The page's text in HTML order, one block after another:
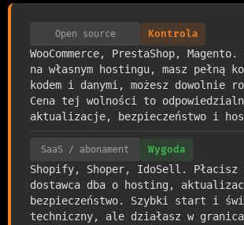
Open source
WooCommerce, PrestaShop,
na własnym hostingu, masz pełną
kodem i danymi, możesz dowolnie
Cena tej wolności to
aktualizacje, bezpieczeństwo i
Kontrola
SaaS / abonament
Shopify, Shoper, IdoSell. Płacisz
dostawca dba o hosting,
bezpieczeństwo. Szybki start i
techniczny, ale działasz w
Wygoda